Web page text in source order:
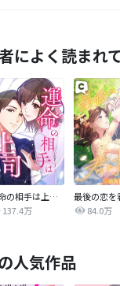
によく読まれ
運命の相手は上司だった
137.4万
84.0万
人気作品